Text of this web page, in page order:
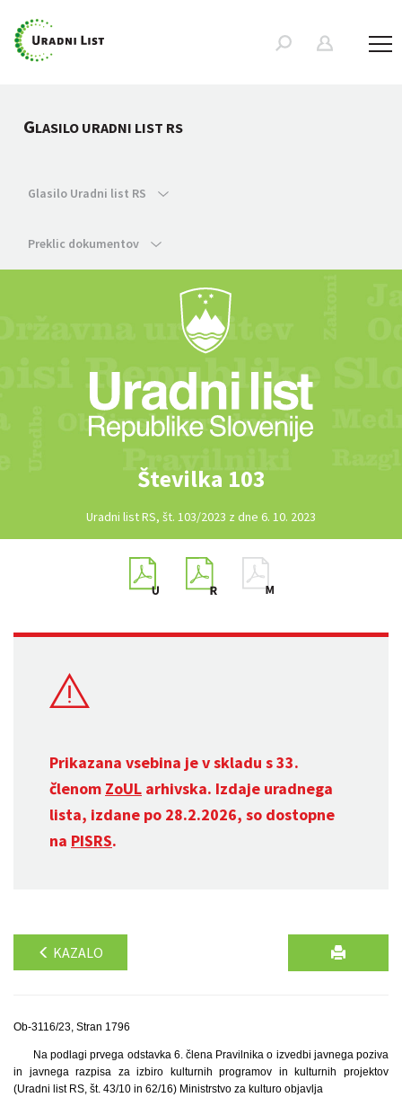
GLASILO URADNI LIST RS
Glasilo Uradni list RS
Preklic dokumentov
Številka 103
Uradni list RS, št. 103/2023 z dne 6. 10. 2023
Prikazana vsebina je v skladu s 33.
členom ZoUL arhivska. Izdaje uradnega
lista, izdane po 28.2.2026, so dostopne
na PISRS.
KAZALO
Ob-3116/23, Stran 1796
Na podlagi prvega odstavka 6. člena Pravilnika o izvedbi javnega poziva
in javnega razpisa za izbiro kulturnih programov in kulturnih projektov
(Uradni list RS, št. 43/10 in 62/16) Ministrstvo za kulturo objavlja